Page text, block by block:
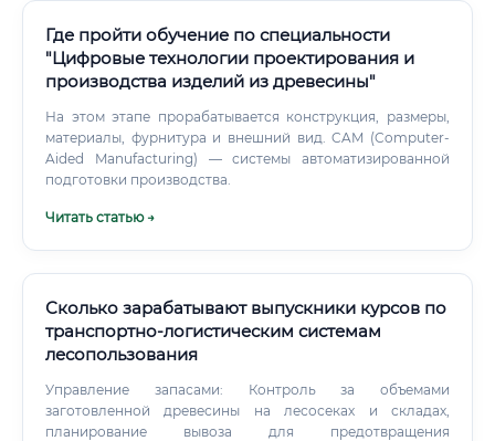
Где пройти обучение по специальности
"Цифровые технологии проектирования и
производства изделий из древесины"
На этом этапе прорабатывается конструкция, размеры,
материалы, фурнитура и внешний вид. CAM (Computer-
Aided Manufacturing) — системы автоматизированной
подготовки производства.
Читать статью →
Сколько зарабатывают выпускники курсов по
транспортно-логистическим системам
лесопользования
Управление запасами: Контроль за объемами
заготовленной древесины на лесосеках и складах,
планирование вывоза для предотвращения